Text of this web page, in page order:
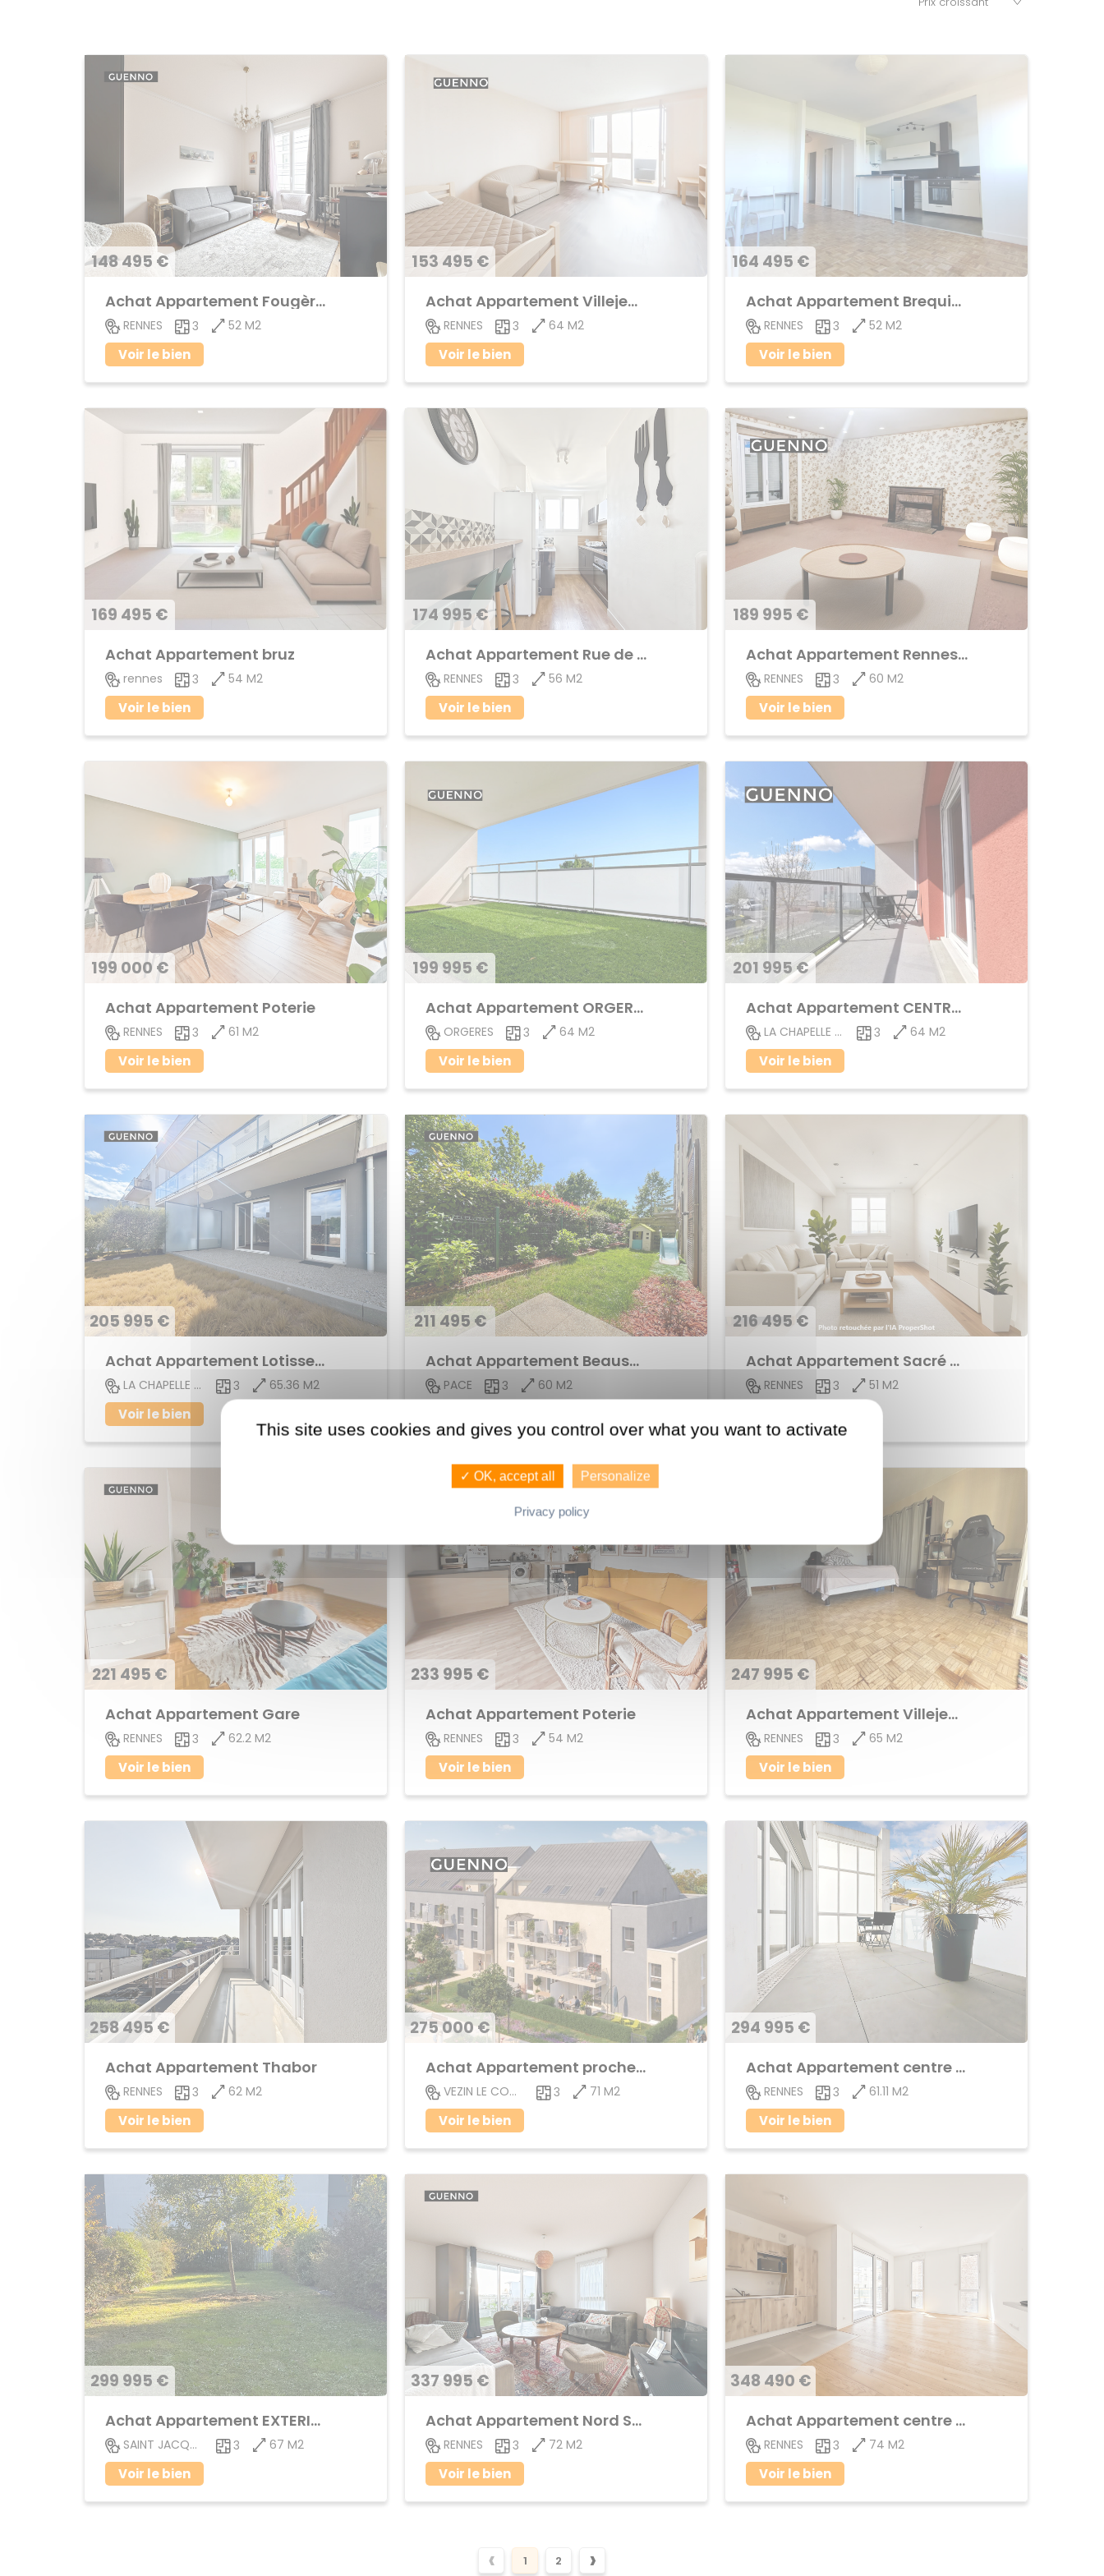
148 495 €
Achat Appartement Fougères
RENNES 3 52 M2
Voir le bien
153 495 €
Achat Appartement Villejean
RENNES 3 64 M2
Voir le bien
164 495 €
Achat Appartement Brequigny
RENNES 3 52 M2
Voir le bien
169 495 €
Achat Appartement bruz
rennes 3 54 M2
Voir le bien
174 995 €
Achat Appartement Rue de Nantes
RENNES 3 56 M2
Voir le bien
189 995 €
Achat Appartement Rennes-Cleunay
RENNES 3 60 M2
Voir le bien
199 000 €
Achat Appartement Poterie
RENNES 3 61 M2
Voir le bien
199 995 €
Achat Appartement ORGERES
ORGERES 3 64 M2
Voir le bien
201 995 €
Achat Appartement CENTRE VILLE
LA CHAPELLE DES FOUGERETZ 3 64 M2
Voir le bien
205 995 €
Achat Appartement Lotissement
LA CHAPELLE DES FOUGERETZ 3 65.36 M2
Voir le bien
211 495 €
Achat Appartement Beausoleil
PACE 3 60 M2
216 495 €
Achat Appartement Sacré Coeur
RENNES 3 51 M2
221 495 €
Achat Appartement Gare
RENNES 3 62.2 M2
Voir le bien
233 995 €
Achat Appartement Poterie
RENNES 3 54 M2
Voir le bien
247 995 €
Achat Appartement Villejean
RENNES 3 65 M2
Voir le bien
258 495 €
Achat Appartement Thabor
RENNES 3 62 M2
Voir le bien
275 000 €
Achat Appartement proche centre ville
VEZIN LE COQUET 3 71 M2
Voir le bien
294 995 €
Achat Appartement centre ville
RENNES 3 61.11 M2
Voir le bien
299 995 €
Achat Appartement EXTERIEUR
SAINT JACQUES DE LA LANDE 3 67 M2
Voir le bien
337 995 €
Achat Appartement Nord Saint-Martin
RENNES 3 72 M2
Voir le bien
348 490 €
Achat Appartement centre ville
RENNES 3 74 M2
Voir le bien
‹ 1 2 ›
This site uses cookies and gives you control over what you want to activate
✓ OK, accept all Personalize
Privacy policy